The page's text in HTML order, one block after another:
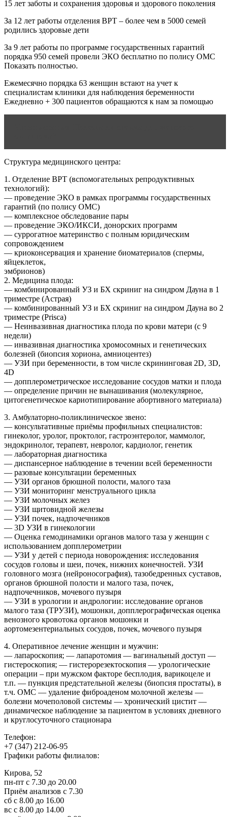
15 лет заботы и сохранения здоровья и здорового поколения
За 12 лет работы отделения ВРТ – более чем в 5000 семей
родились здоровые дети
За 9 лет работы по программе государственных гарантий
порядка 950 семей провели ЭКО бесплатно по полису ОМС
Показать полностью.
Ежемесячно порядка 63 женщин встают на учет к
специалистам клиники для наблюдения беременности
Ежедневно + 300 пациентов обращаются к нам за помощью
Структура медицинского центра:
1. Отделение ВРТ (вспомогательных репродуктивных
технологий):
— проведение ЭКО в рамках программы государственных
гарантий (по полису ОМС)
— комплексное обследование пары
— проведение ЭКО/ИКСИ, донорских программ
— суррогатное материнство с полным юридическим
сопровождением
— криоконсервация и хранение биоматериалов (спермы,
яйцеклеток,
эмбрионов)
2. Медицина плода:
— комбинированный УЗ и БХ скриниг на синдром Дауна в 1
триместре (Астрая)
— комбинированный УЗ и БХ скриниг на синдром Дауна во 2
триместре (Prisca)
— Неинвазивная диагностика плода по крови матери (с 9
недели)
— инвазивная диагностика хромосомных и генетических
болезней (биопсия хориона, амниоцентез)
— УЗИ при беременности, в том числе скрининговая 2D, 3D,
4D
— допплерометрическое исследование сосудов матки и плода
— определение причин не вынашивания (молекулярное,
цитогенетическое кариотипирование абортивного материала)
3. Амбулаторно-поликлиническое звено:
— консультативные приёмы профильных специалистов:
гинеколог, уролог, проктолог, гастроэнтеролог, маммолог,
эндокринолог, терапевт, невролог, кардиолог, генетик
— лабораторная диагностика
— диспансерное наблюдение в течении всей беременности
— разовые консультации беременных
— УЗИ органов брюшной полости, малого таза
— УЗИ мониторинг менструального цикла
— УЗИ молочных желез
— УЗИ щитовидной железы
— УЗИ почек, надпочечников
— 3D УЗИ в гинекологии
— Оценка гемодинамики органов малого таза у женщин с
использованием допплерометрии
— УЗИ у детей с периода новорождения: исследования
сосудов головы и шеи, почек, нижних конечностей. УЗИ
головного мозга (нейроносография), тазобедренных суставов,
органов брюшной полости и малого таза, почек,
надпочечников, мочевого пузыря
— УЗИ в урологии и андрологии: исследование органов
малого таза (ТРУЗИ), мошонки, допплерографическая оценка
венозного кровотока органов мошонки и
аортомезентериальных сосудов, почек, мочевого пузыря
4. Оперативное лечение женщин и мужчин:
— лапароскопия; — лапаротомия — вагинальный доступ —
гистероскопия; — гистерорезектоскопия — урологические
операции – при мужском факторе бесплодия, варикоцеле и
т.п. — пункция предстательной железы (биопсия простаты), в
т.ч. ОМС — удаление фиброаденом молочной железы —
болезни мочеполовой системы — хронический цистит —
динамическое наблюдение за пациентом в условиях дневного
и круглосуточного стационара
Телефон:
+7 (347) 212-06-95
Графики работы филиалов:
Кирова, 52
пн-пт с 7.30 до 20.00
Приём анализов с 7.30
сб с 8.00 до 16.00
вс с 8.00 до 14.00